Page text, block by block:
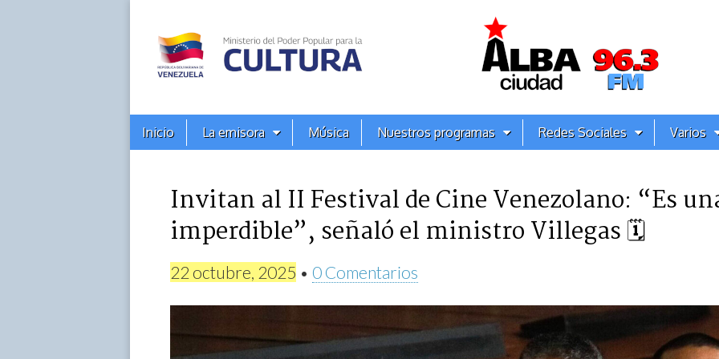
Alba
Ciudad
96.3
FM
Menú
principal
Inicio La emisora Música Nuestros programas Redes Sociales Varios
Invitan al II Festival de Cine Venezolano: “Es
imperdible”, señaló el ministro Villegas 🗓
22 octubre, 2025 • 0 Comentarios